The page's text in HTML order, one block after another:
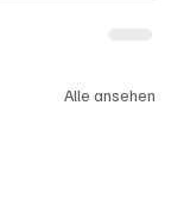
Alle ansehen